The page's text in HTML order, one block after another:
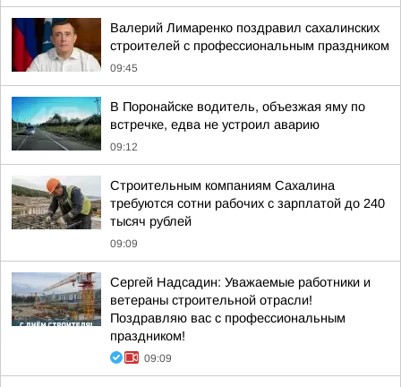
Валерий Лимаренко поздравил сахалинских
строителей с профессиональным праздником
09:45
В Поронайске водитель, объезжая яму по
встречке, едва не устроил аварию
09:12
Строительным компаниям Сахалина
требуются сотни рабочих с зарплатой до 240
тысяч рублей
09:09
Сергей Надсадин: Уважаемые работники и
ветераны строительной отрасли!
Поздравляю вас с профессиональным
праздником!
09:09